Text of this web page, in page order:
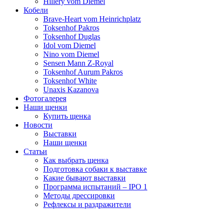
Кобели
Brave-Heart vom Heinrichplatz
Toksenhof Pakros
Toksenhof Duglas
Idol vom Diemel
Nino vom Diemel
Sensen Mann Z-Royal
Toksenhof Aurum Pakros
Toksenhof White
Unaxis Kazanova
Фотогалерея
Наши щенки
Купить щенка
Новости
Выставки
Наши щенки
Статьи
Как выбрать щенка
Подготовка собаки к выставке
Какие бывают выставки
Программа испытаний – IPO 1
Методы дрессировки
Рефлексы и раздражители